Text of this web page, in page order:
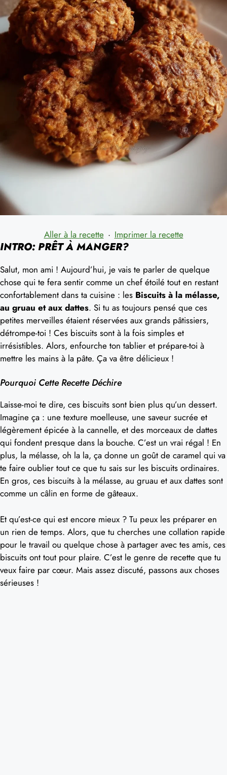
Aller à la recette · Imprimer la recette
INTRO: PRÊT À MANGER?
Salut, mon ami ! Aujourd’hui, je vais te parler de quelque
chose qui te fera sentir comme un chef étoilé tout en restant
confortablement dans ta cuisine : les Biscuits à la mélasse,
au gruau et aux dattes. Si tu as toujours pensé que ces
petites merveilles étaient réservées aux grands pâtissiers,
détrompe-toi ! Ces biscuits sont à la fois simples et
irrésistibles. Alors, enfourche ton tablier et prépare-toi à
mettre les mains à la pâte. Ça va être délicieux !
Pourquoi Cette Recette Déchire
Laisse-moi te dire, ces biscuits sont bien plus qu’un dessert.
Imagine ça : une texture moelleuse, une saveur sucrée et
légèrement épicée à la cannelle, et des morceaux de dattes
qui fondent presque dans la bouche. C’est un vrai régal ! En
plus, la mélasse, oh la la, ça donne un goût de caramel qui va
te faire oublier tout ce que tu sais sur les biscuits ordinaires.
En gros, ces biscuits à la mélasse, au gruau et aux dattes sont
comme un câlin en forme de gâteaux.
Et qu’est-ce qui est encore mieux ? Tu peux les préparer en
un rien de temps. Alors, que tu cherches une collation rapide
pour le travail ou quelque chose à partager avec tes amis, ces
biscuits ont tout pour plaire. C’est le genre de recette que tu
veux faire par cœur. Mais assez discuté, passons aux choses
sérieuses !